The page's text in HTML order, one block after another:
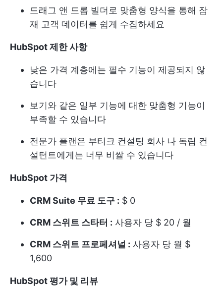
드래그 앤 드롭 빌더로 맞춤형 양식을 통해 잠
재 고객 데이터를 쉽게 수집하세요
HubSpot 제한 사항
낮은 가격 계층에는 필수 기능이 제공되지 않
습니다
보기와 같은 일부 기능에 대한 맞춤형 기능이
부족할 수 있습니다
전문가 플랜은 부티크 컨설팅 회사 나 독립 컨
설턴트에게는 너무 비쌀 수 있습니다
HubSpot 가격
CRM Suite 무료 도구 : $ 0
CRM 스위트 스타터 : 사용자 당 $ 20 / 월
CRM 스위트 프로페셔널 : 사용자 당 월 $
1,600
HubSpot 평가 및 리뷰